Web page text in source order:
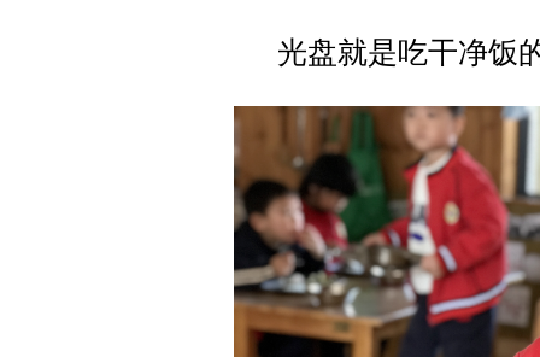
光盘就是吃干净饭